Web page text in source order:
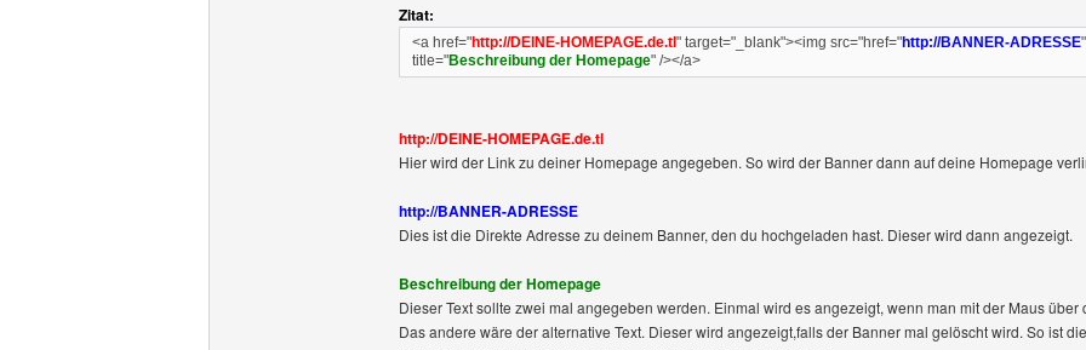
Zitat:
<a href="http://DEINE-HOMEPAGE.de.tl " target="_blank"><img src="href="http://BANNER-ADRESSE
title="Beschreibung der Homepage" /></a>
http://DEINE-HOMEPAGE.de.tl
Hier wird der Link zu deiner Homepage angegeben. So wird der Banner dann auf deine Homepage
http://BANNER-ADRESSE
Dies ist die Direkte Adresse zu deinem Banner, den du hochgeladen hast. Dieser wird dann angezeigt.
Beschreibung der Homepage
Dieser Text sollte zwei mal angegeben werden. Einmal wird es angezeigt, wenn man mit der Maus über
Das andere wäre der alternative Text. Dieser wird angezeigt,falls der Banner mal gelöscht wird. So ist